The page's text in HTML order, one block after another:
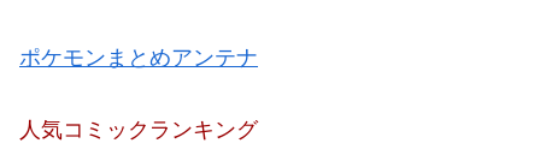
ポケモンまとめアンテナ
人気コミックランキング